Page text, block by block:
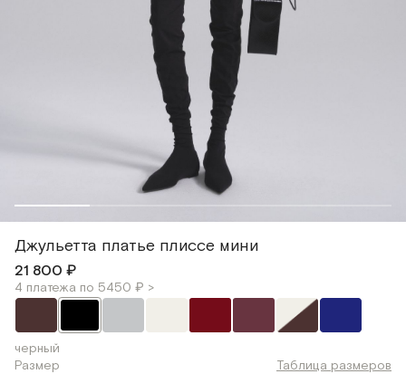
Джульетта платье плиссе мини
21 800 ₽
4 платежа по 5450 ₽ >
черный
Размер
Таблица размеров